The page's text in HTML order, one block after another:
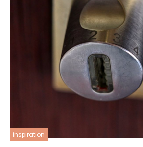
inspiration